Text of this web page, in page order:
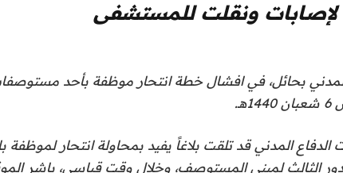
ونقلت للمستشفى
بحائل، في افشال خطة انتحار موظفة بأحد
الدفاع المدني قد تلقت بلاغاً يفيد بمحاولة انتحار
الثالث لمبنى المستوصف، وخلال وقت قياسي، باشر